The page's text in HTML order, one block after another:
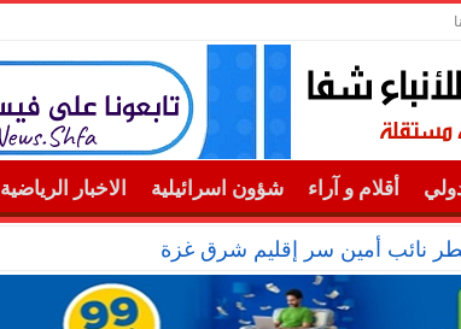
أقلام و آراء شؤون اسرائيلية الاخبار الرياضية
نائب أمين سر إقليم شرق غزة